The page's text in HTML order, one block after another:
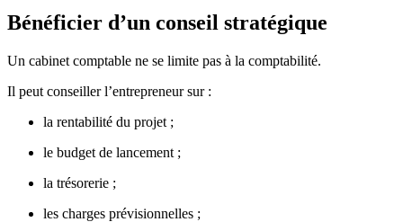
Bénéficier d’un conseil stratégique
Un cabinet comptable ne se limite pas à la comptabilité.
Il peut conseiller l’entrepreneur sur :
la rentabilité du projet ;
le budget de lancement ;
la trésorerie ;
les charges prévisionnelles ;